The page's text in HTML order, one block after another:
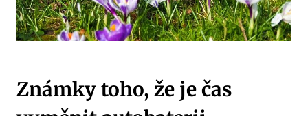
Známky toho, že je čas